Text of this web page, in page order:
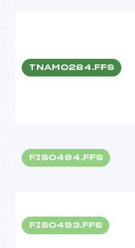
TNAM0284.FFS
FIS0494.FFS
FIS0493.FFS